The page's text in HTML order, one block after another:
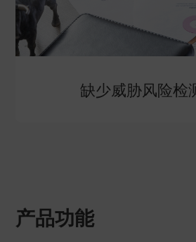
缺少威胁风险检
产品功能